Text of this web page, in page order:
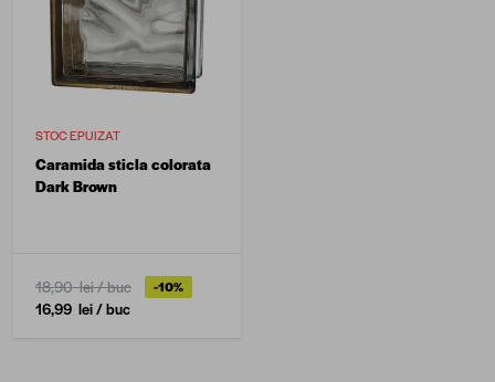
STOC EPUIZAT
Caramida sticla colorata
Dark Brown
18,90 lei/ buc -10%
16,99 lei/ buc